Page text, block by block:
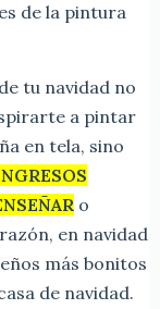
de la pintura
tu navidad no
a pintar
en tela, sino
o
en navidad
más bonitos
de navidad.